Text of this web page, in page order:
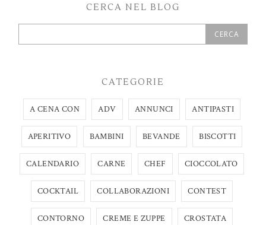
CERCA NEL BLOG
CATEGORIE
A CENA CON ADV ANNUNCI ANTIPASTI
APERITIVO BAMBINI BEVANDE BISCOTTI
CALENDARIO CARNE CHEF CIOCCOLATO
COCKTAIL COLLABORAZIONI CONTEST
CONTORNO CREME E ZUPPE CROSTATA